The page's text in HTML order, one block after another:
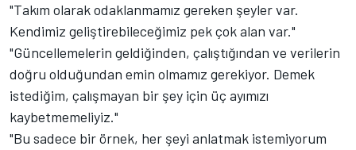
"Takım olarak odaklanmamız gereken şeyler var.
Kendimiz geliştirebileceğimiz pek çok alan var."
"Güncellemelerin geldiğinden, çalıştığından ve verilerin
doğru olduğundan emin olmamız gerekiyor. Demek
istediğim, çalışmayan bir şey için üç ayımızı
kaybetmemeliyiz."
"Bu sadece bir örnek, her şeyi anlatmak istemiyorum